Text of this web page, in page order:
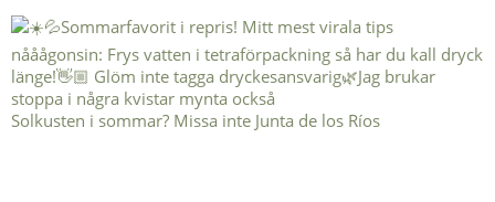
Solkusten i sommar? Missa inte Junta de los Ríos